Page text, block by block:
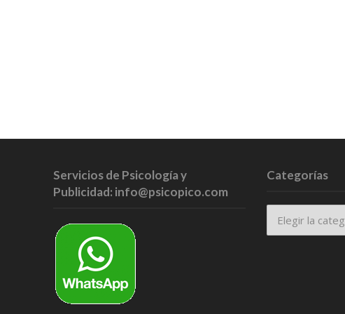
Servicios de Psicología y
Publicidad: info@psicopico.com
Categorías